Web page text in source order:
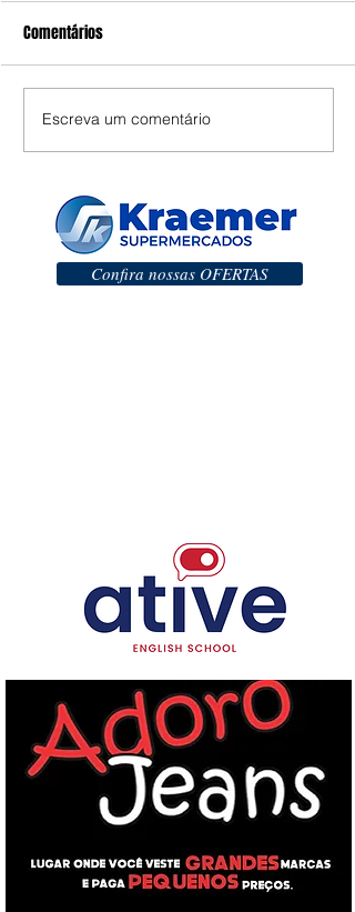
Comentários
Escreva um comentário
Confira nossas OFERTAS